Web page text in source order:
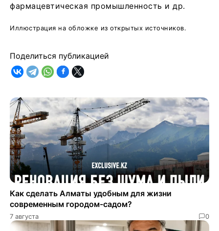
фармацевтическая промышленность и др.
Иллюстрация на обложке из открытых источников.
Поделиться публикацией
Как сделать Алматы удобным для жизни
современным городом-садом?
7 августа 0